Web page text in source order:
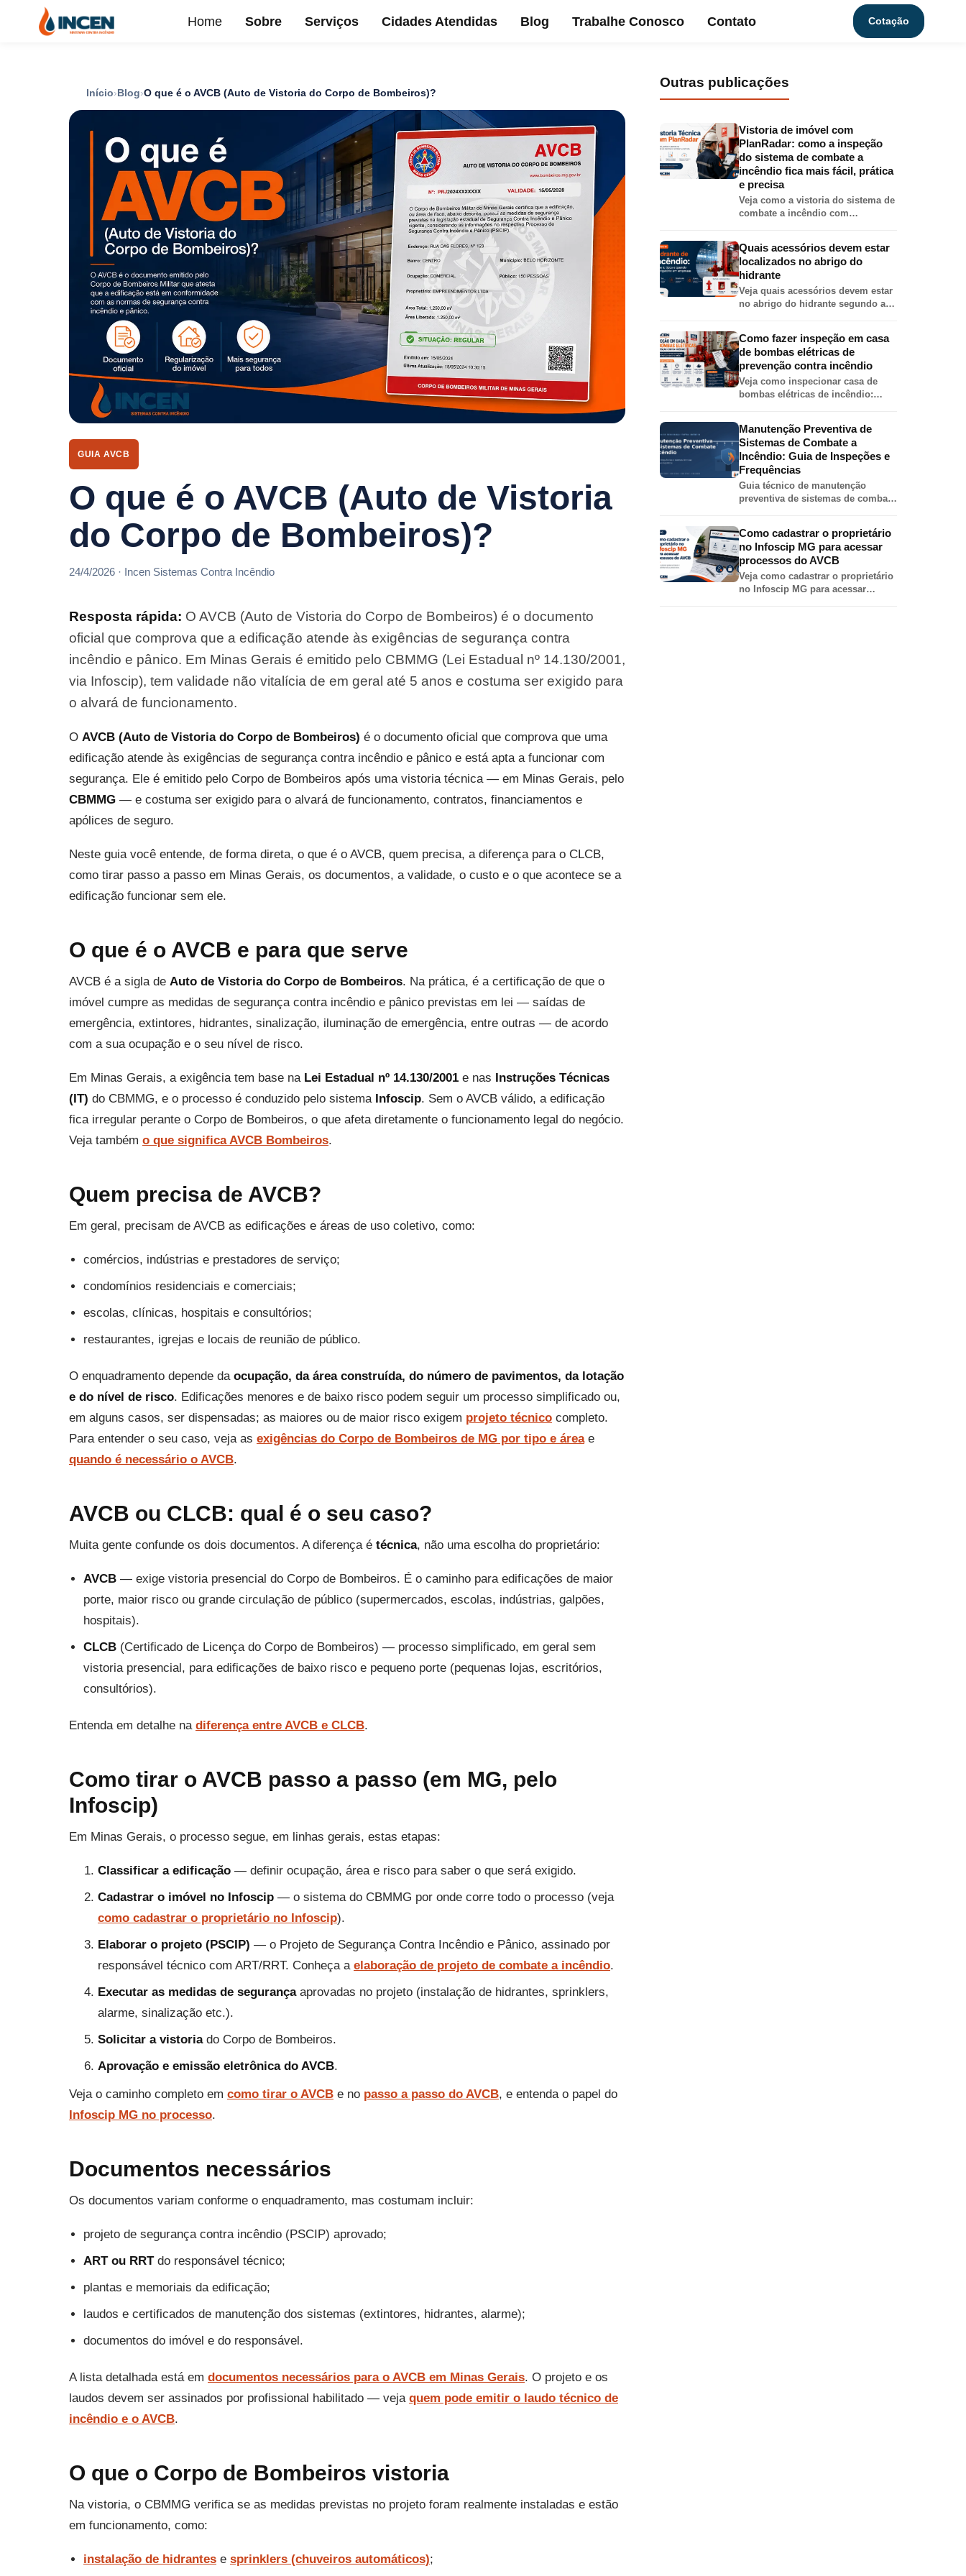
Home Sobre Serviços Cidades Atendidas Blog Trabalhe Conosco Contato Cotação
Início Blog O que é o AVCB (Auto de Vistoria do Corpo de Bombeiros)?
GUIA AVCB
O que é o AVCB (Auto de Vistoria
do Corpo de Bombeiros)?
24/4/2026 · Incen Sistemas Contra Incêndio
Resposta rápida: O AVCB (Auto de Vistoria do Corpo de Bombeiros) é o documento
oficial que comprova que a edificação atende às exigências de segurança contra
incêndio e pânico. Em Minas Gerais é emitido pelo CBMMG (Lei Estadual nº 14.130/2001,
via Infoscip), tem validade não vitalícia de em geral até 5 anos e costuma ser exigido para
o alvará de funcionamento.
O AVCB (Auto de Vistoria do Corpo de Bombeiros) é o documento oficial que comprova que uma
edificação atende às exigências de segurança contra incêndio e pânico e está apta a funcionar com
segurança. Ele é emitido pelo Corpo de Bombeiros após uma vistoria técnica — em Minas Gerais, pelo
CBMMG — e costuma ser exigido para o alvará de funcionamento, contratos, financiamentos e
apólices de seguro.
Neste guia você entende, de forma direta, o que é o AVCB, quem precisa, a diferença para o CLCB,
como tirar passo a passo em Minas Gerais, os documentos, a validade, o custo e o que acontece se a
edificação funcionar sem ele.
O que é o AVCB e para que serve
AVCB é a sigla de Auto de Vistoria do Corpo de Bombeiros. Na prática, é a certificação de que o
imóvel cumpre as medidas de segurança contra incêndio e pânico previstas em lei — saídas de
emergência, extintores, hidrantes, sinalização, iluminação de emergência, entre outras — de acordo
com a sua ocupação e o seu nível de risco.
Em Minas Gerais, a exigência tem base na Lei Estadual nº 14.130/2001 e nas Instruções Técnicas
(IT) do CBMMG, e o processo é conduzido pelo sistema Infoscip. Sem o AVCB válido, a edificação
fica irregular perante o Corpo de Bombeiros, o que afeta diretamente o funcionamento legal do negócio.
Veja também o que significa AVCB Bombeiros.
Quem precisa de AVCB?
Em geral, precisam de AVCB as edificações e áreas de uso coletivo, como:
comércios, indústrias e prestadores de serviço;
condomínios residenciais e comerciais;
escolas, clínicas, hospitais e consultórios;
restaurantes, igrejas e locais de reunião de público.
O enquadramento depende da ocupação, da área construída, do número de pavimentos, da lotação
e do nível de risco. Edificações menores e de baixo risco podem seguir um processo simplificado ou,
em alguns casos, ser dispensadas; as maiores ou de maior risco exigem projeto técnico completo.
Para entender o seu caso, veja as exigências do Corpo de Bombeiros de MG por tipo e áreae
quando é necessário o AVCB.
AVCB ou CLCB: qual é o seu caso?
Muita gente confunde os dois documentos. A diferença é técnica, não uma escolha do proprietário:
AVCB — exige vistoria presencial do Corpo de Bombeiros. É o caminho para edificações de maior
porte, maior risco ou grande circulação de público (supermercados, escolas, indústrias, galpões,
hospitais).
CLCB (Certificado de Licença do Corpo de Bombeiros) — processo simplificado, em geral sem
vistoria presencial, para edificações de baixo risco e pequeno porte (pequenas lojas, escritórios,
consultórios).
Entenda em detalhe na diferença entre AVCB e CLCB.
Como tirar o AVCB passo a passo (em MG, pelo
Infoscip)
Em Minas Gerais, o processo segue, em linhas gerais, estas etapas:
Classificar a edificação — definir ocupação, área e risco para saber o que será exigido.
Cadastrar o imóvel no Infoscip — o sistema do CBMMG por onde corre todo o processo (veja
como cadastrar o proprietário no Infoscip).
Elaborar o projeto (PSCIP) — o Projeto de Segurança Contra Incêndio e Pânico, assinado por
responsável técnico com ART/RRT. Conheça a elaboração de projeto de combate a incêndio.
Executar as medidas de segurançaaprovadas no projeto (instalação de hidrantes, sprinklers,
alarme, sinalização etc.).
Solicitar a vistoriado Corpo de Bombeiros.
Aprovação e emissão eletrônica do AVCB.
Veja o caminho completo em como tirar o AVCB e no passo a passo do AVCB, e entenda o papel do
Infoscip MG no processo.
Documentos necessários
Os documentos variam conforme o enquadramento, mas costumam incluir:
projeto de segurança contra incêndio (PSCIP) aprovado;
ART ou RRTdo responsável técnico;
plantas e memoriais da edificação;
laudos e certificados de manutenção dos sistemas (extintores, hidrantes, alarme);
documentos do imóvel e do responsável.
A lista detalhada está em documentos necessários para o AVCB em Minas Gerais. O projeto e os
laudos devem ser assinados por profissional habilitado — veja quem pode emitir o laudo técnico de
incêndio e o AVCB.
O que o Corpo de Bombeiros vistoria
Na vistoria, o CBMMG verifica se as medidas previstas no projeto foram realmente instaladas e estão
em funcionamento, como:
instalação de hidrantes e sprinklers (chuveiros automáticos);
Outras publicações
Vistoria de imóvel com
PlanRadar: como a inspeção
do sistema de combate a
incêndio fica mais fácil, prática
e precisa
Veja como a vistoria do sistema de
combate a incêndio com
fotos, localização em planta,
checklist e PDF técnico.
Quais acessórios devem estar
localizados no abrigo do
hidrante
Veja quais acessórios devem estar
no abrigo do hidrante segundo a
válvula angular, adaptador e
tampão.
Como fazer inspeção em casa
de bombas elétricas de
prevenção contra incêndio
Veja como inspecionar casa de
bombas elétricas de incêndio:
elétrica e teste automático.
Manutenção Preventiva de
Sistemas de Combate a
Incêndio: Guia de Inspeções e
Frequências
Guia técnico de manutenção
preventiva de sistemas de combate
extintores e alarme por norma.
Como cadastrar o proprietário
no Infoscip MG para acessar
processos do AVCB
Veja como cadastrar o proprietário
no Infoscip MG para acessar